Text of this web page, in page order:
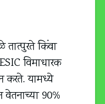
तात्पुरते किंवा
विमाधारक
करते. यामध्ये
वेतनाच्या 90%